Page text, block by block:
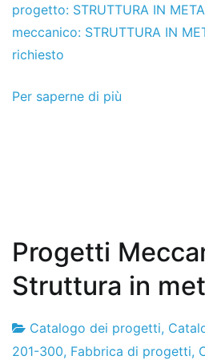
di
progetti
il
luglio
il
progetto: STRUTTURA IN
meccanico: STRUTTURA IN
richiesto
Per saperne di più
Progetti
Struttura in
Progetti
27
Catalogo dei progetti,
201-300, Fabbrica di progetti,